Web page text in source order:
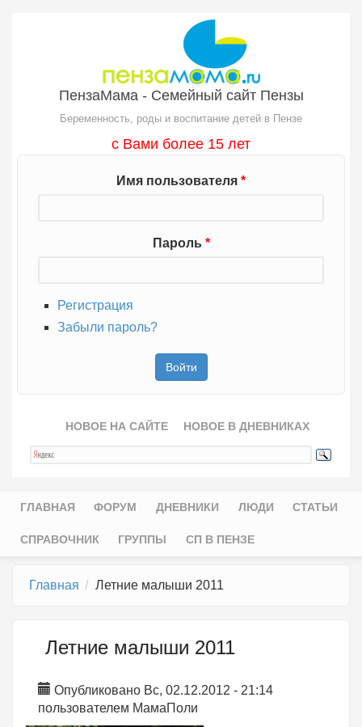
ПензаМама - Семейный сайт Пензы
Беременность, роды и воспитание детей в Пензе
с Вами более 15 лет
Имя пользователя *
Пароль *
Регистрация
Забыли пароль?
НОВОЕ НА САЙТЕ НОВОЕ В ДНЕВНИКАХ
Главное меню
ГЛАВНАЯ ФОРУМ ДНЕВНИКИ ЛЮДИ СТАТЬИ
СПРАВОЧНИК ГРУППЫ СП В ПЕНЗЕ
Главная Летние малыши 2011
Летние малыши 2011
Опубликовано Вс, 02.12.2012 - 21:14
пользователем МамаПоли